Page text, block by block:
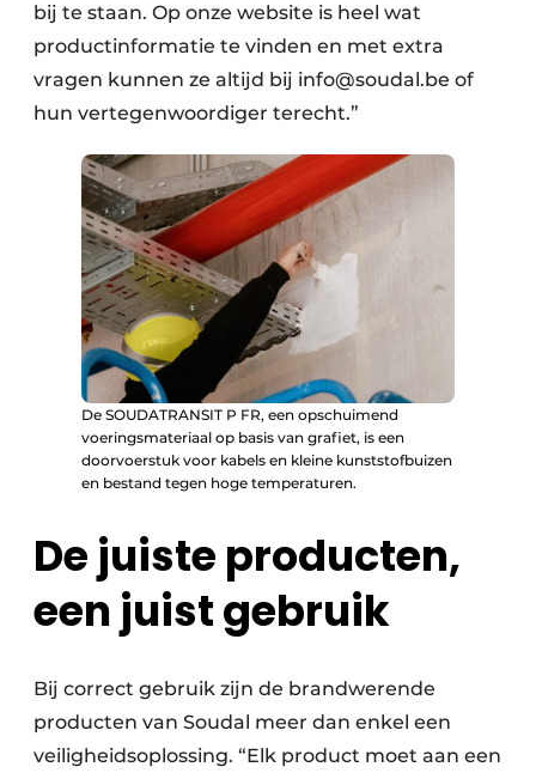
bij te staan. Op onze website is heel wat
productinformatie te vinden en met extra
vragen kunnen ze altijd bij info@soudal.be of
hun vertegenwoordiger terecht.”
De SOUDATRANSIT P FR, een opschuimend
voeringsmateriaal op basis van grafiet, is een
doorvoerstuk voor kabels en kleine kunststofbuizen
en bestand tegen hoge temperaturen.
De juiste producten,
een juist gebruik
Bij correct gebruik zijn de brandwerende
producten van Soudal meer dan enkel een
veiligheidsoplossing. “Elk product moet aan een